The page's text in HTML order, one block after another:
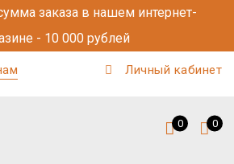
заказа в нашем интернет-
- 10 000 рублей
Личный кабинет
0 0